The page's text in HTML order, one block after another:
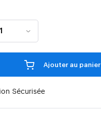
Ajouter au panier
Sécurisée